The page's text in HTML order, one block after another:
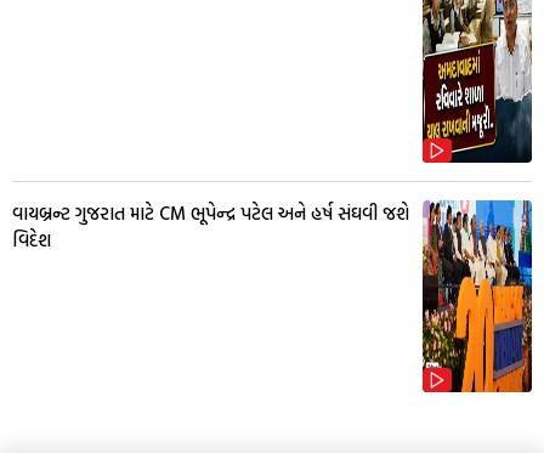
વાયબ્રન્ટ ગુજરાત માટે CM ભૂપેન્દ્ર પટેલ અને હર્ષ સંઘવી જશે
વિદેશ